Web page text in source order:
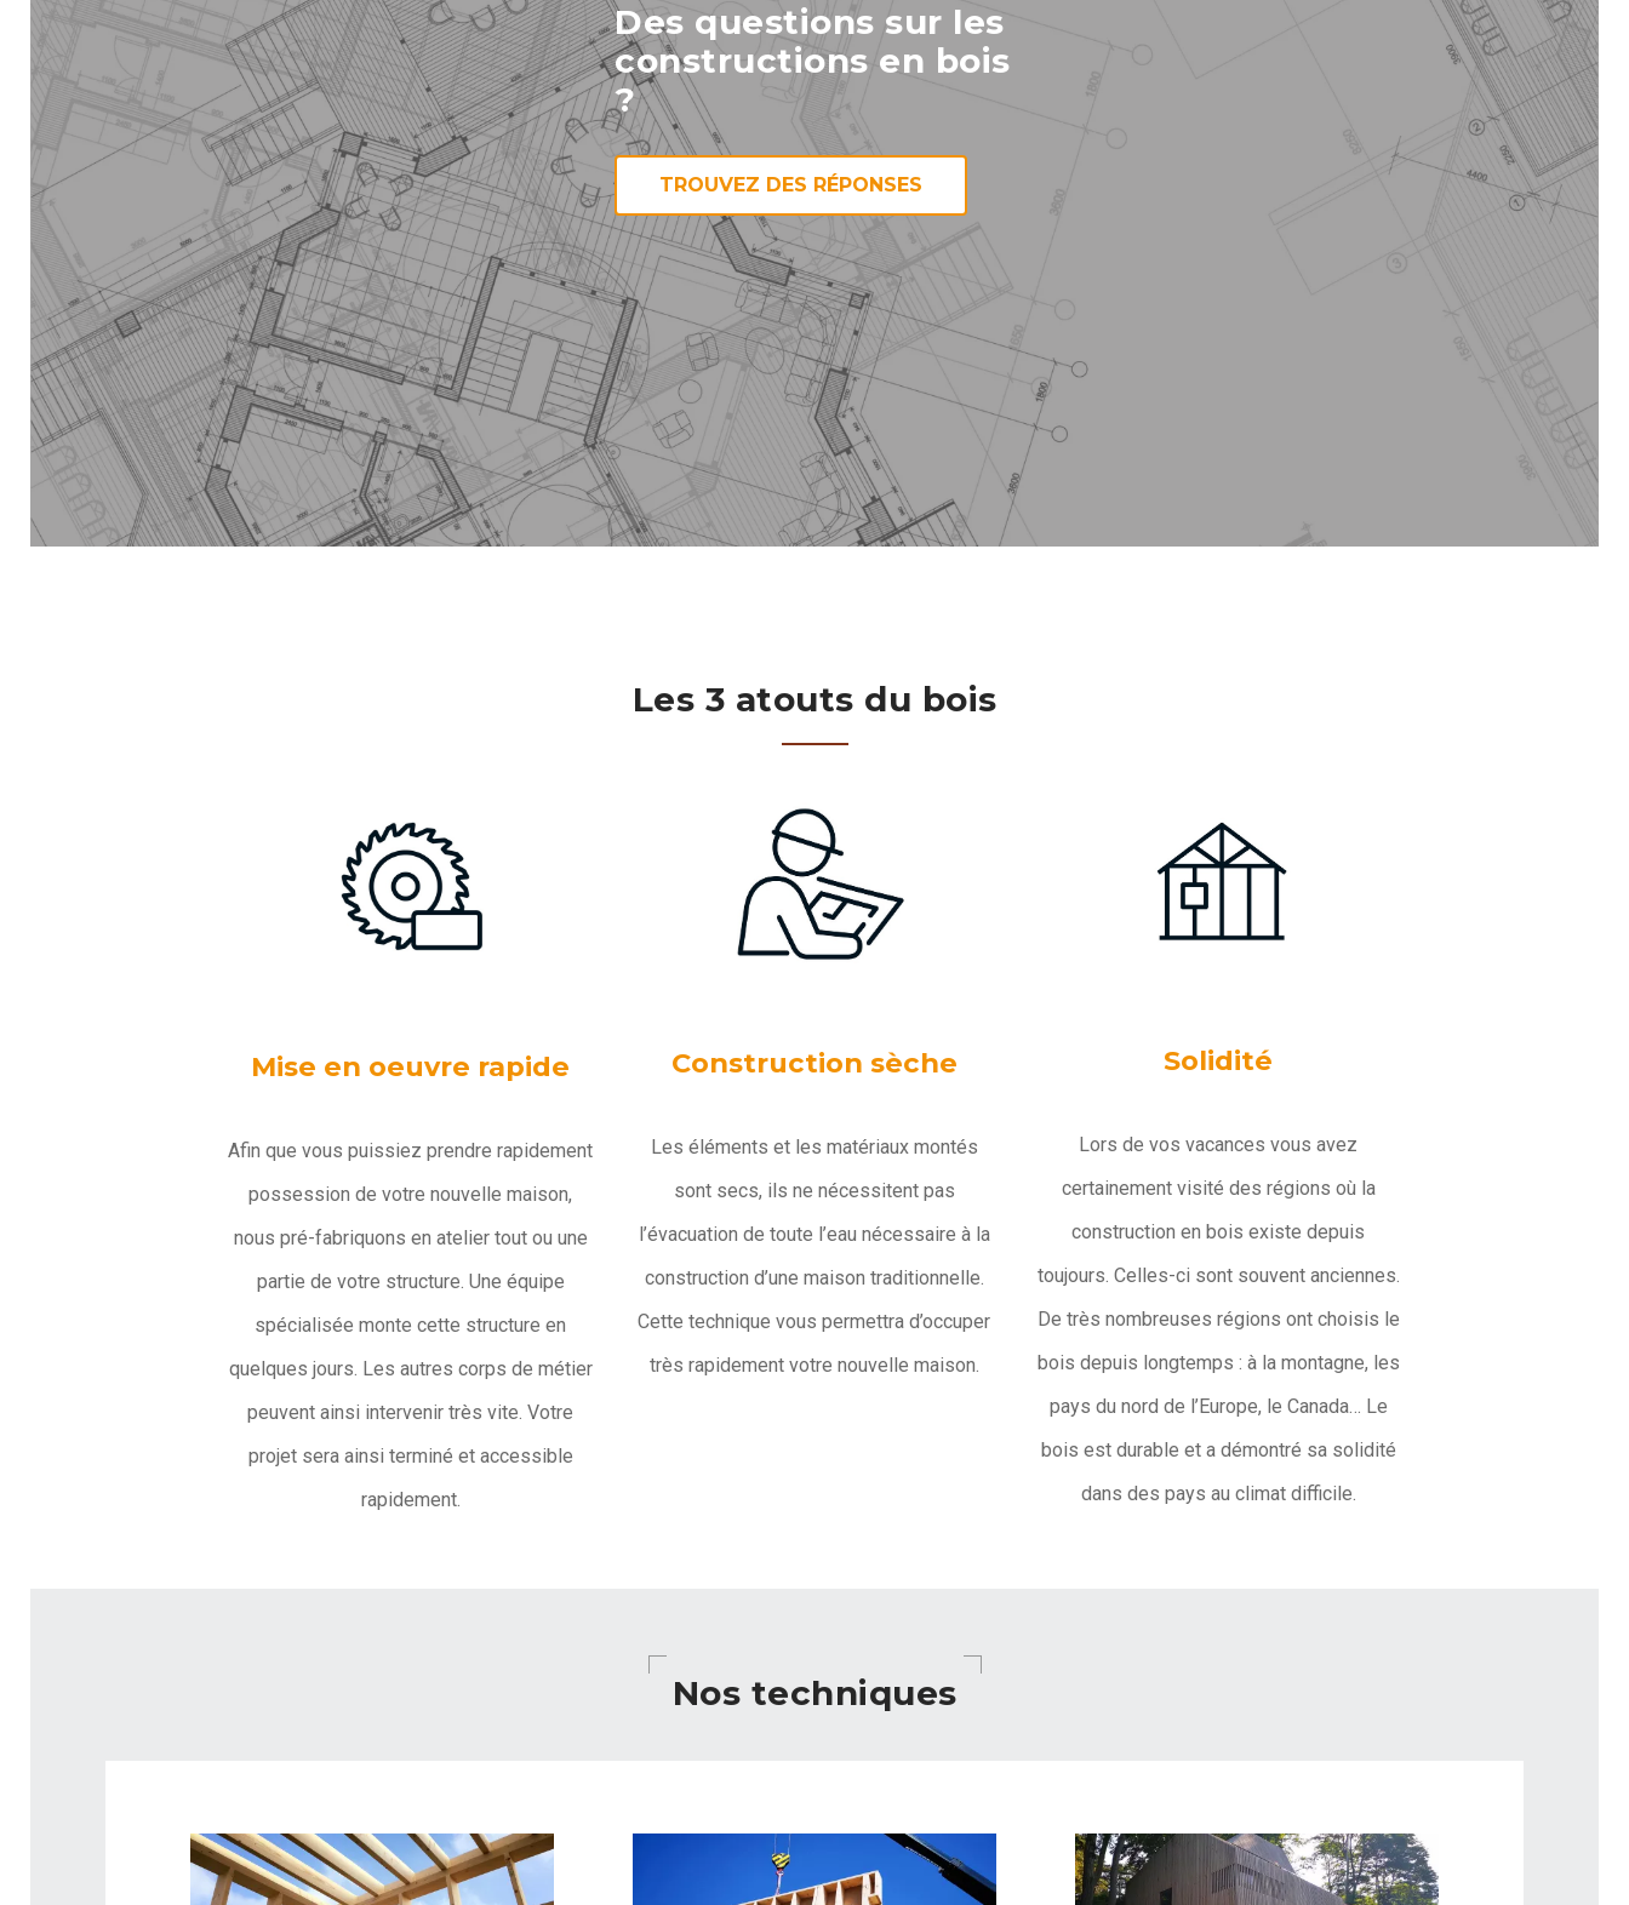
Des questions sur les
constructions en bois
?
TROUVEZ DES RÉPONSES
Les 3 atouts du bois
Mise en oeuvre rapide
Afin que vous puissiez prendre rapidement
possession de votre nouvelle maison,
nous pré-fabriquons en atelier tout ou une
partie de votre structure. Une équipe
spécialisée monte cette structure en
quelques jours. Les autres corps de métier
peuvent ainsi intervenir très vite. Votre
projet sera ainsi terminé et accessible
rapidement.
Construction sèche
Les éléments et les matériaux montés
sont secs, ils ne nécessitent pas
l’évacuation de toute l’eau nécessaire à la
construction d’une maison traditionnelle.
Cette technique vous permettra d’occuper
très rapidement votre nouvelle maison.
Solidité
Lors de vos vacances vous avez
certainement visité des régions où la
construction en bois existe depuis
toujours. Celles-ci sont souvent anciennes.
De très nombreuses régions ont choisis le
bois depuis longtemps : à la montagne, les
pays du nord de l’Europe, le Canada… Le
bois est durable et a démontré sa solidité
dans des pays au climat difficile.
Nos techniques